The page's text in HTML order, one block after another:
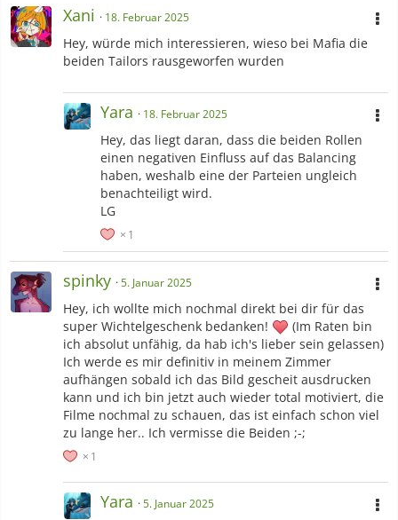
Generation 1:
Generation 2:
Generation 4:
Generation 5:
Generation 6:
Generation 7:
Xani 18. Februar 2025
Hey, würde mich interessieren, wieso bei Mafia die
beiden Tailors rausgeworfen wurden
Yara 18. Februar 2025
Hey, das liegt daran, dass die beiden Rollen
einen negativen Einfluss auf das Balancing
haben, weshalb eine der Parteien ungleich
benachteiligt wird.
LG
1
spinky 5. Januar 2025
Hey, ich wollte mich nochmal direkt bei dir für das
super Wichtelgeschenk bedanken!
(Im Raten bin
ich absolut unfähig, da hab ich's lieber sein gelassen)
Ich werde es mir definitiv in meinem Zimmer
aufhängen sobald ich das Bild gescheit ausdrucken
kann und ich bin jetzt auch wieder total motiviert, die
Filme nochmal zu schauen, das ist einfach schon viel
zu lange her.. Ich vermisse die Beiden ;-;
1
Yara 5. Januar 2025